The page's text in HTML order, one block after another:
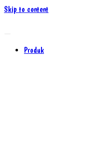
Skip to content
Produk